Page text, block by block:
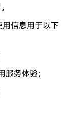
用信息用于以下
务体验；